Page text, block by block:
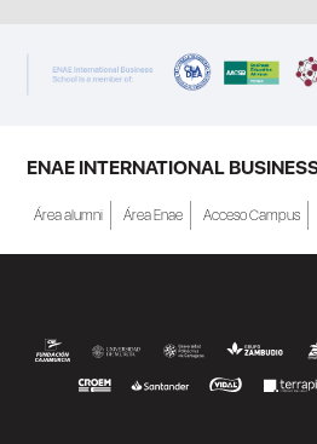
ENAE INTERNATIONAL
Área alumni Área Enae Acceso Campus